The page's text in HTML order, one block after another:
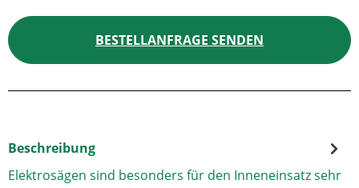
BESTELLANFRAGE SENDEN
Beschreibung
Elektrosägen sind besonders für den Inneneinsatz sehr